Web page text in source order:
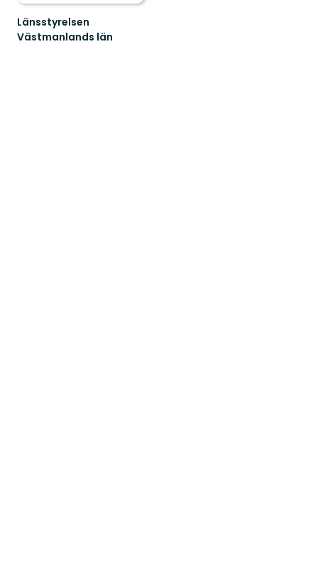
Länsstyrelsen
Västmanlands län